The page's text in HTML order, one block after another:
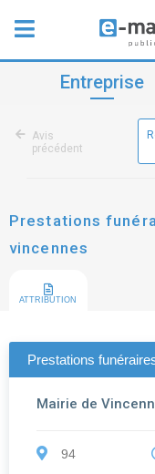
Entreprise
Avis
précédent
Prestations
vincennes
ATTRIBUTION
Prestations
Mairie de
94